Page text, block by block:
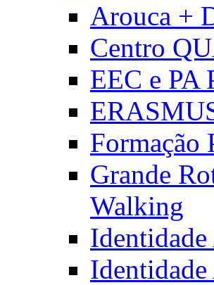
Arouca +
Centro
EEC e PA
Formação
Grande
Walking